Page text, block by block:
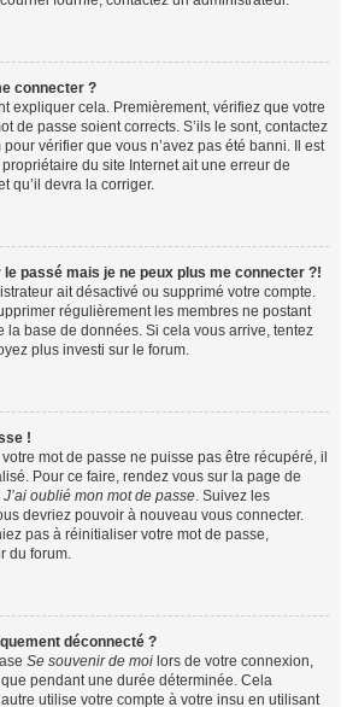
connecter ?
expliquer cela. Premièrement, vérifiez que votre
de passe soient corrects. S’ils le sont, contactez
vérifier que vous n’avez pas été banni. Il est
du site Internet ait une erreur de
qu’il devra la corriger.
passé mais je ne peux plus me connecter ?!
ait désactivé ou supprimé votre compte.
régulièrement les membres ne postant
la base de données. Si cela vous arrive, tentez
plus investi sur le forum.
!
mot de passe ne puisse pas être récupéré, il
Pour ce faire, rendez vous sur la page de
J’ai oublié mon mot de passe. Suivez les
devriez pouvoir à nouveau vous connecter.
pas à réinitialiser votre mot de passe,
du forum.
déconnecté ?
Se souvenir de moi lors de votre connexion,
pendant une durée déterminée. Cela
utilise votre compte à votre insu en utilisant